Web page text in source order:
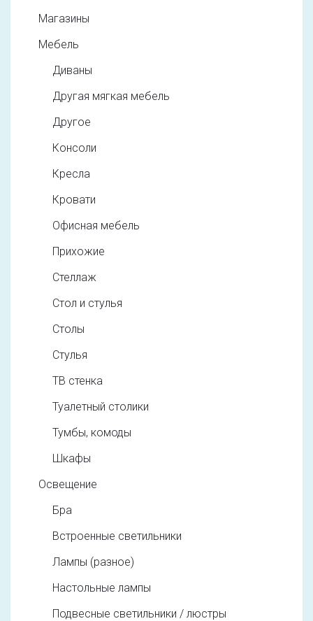
Магазины
Мебель
Диваны
Другая мягкая мебель
Другое
Консоли
Кресла
Кровати
Офисная мебель
Прихожие
Стеллаж
Стол и стулья
Столы
Стулья
ТВ стенка
Туалетный столики
Тумбы, комоды
Шкафы
Освещение
Бра
Встроенные светильники
Лампы (разное)
Настольные лампы
Подвесные светильники / люстры